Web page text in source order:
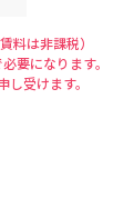
料は非課税）
要になります。
受けます。